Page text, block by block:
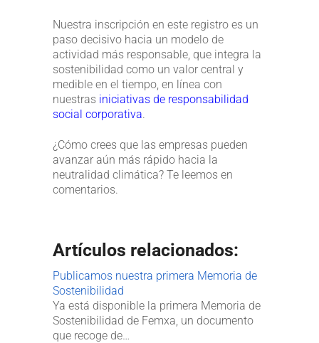
Nuestra inscripción en este registro es un
paso decisivo hacia un modelo de
actividad más responsable, que integra la
sostenibilidad como un valor central y
medible en el tiempo, en línea con
nuestras iniciativas de responsabilidad
social corporativa.
¿Cómo crees que las empresas pueden
avanzar aún más rápido hacia la
neutralidad climática? Te leemos en
comentarios.
Artículos relacionados:
Publicamos nuestra primera Memoria de
Sostenibilidad
Ya está disponible la primera Memoria de
Sostenibilidad de Femxa, un documento
que recoge de…